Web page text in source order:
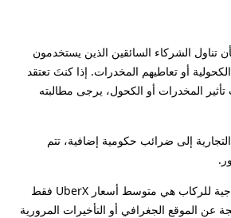
تناول الشركاء السائقين الذين يستخدمون
أو تعاطيهم المخدرات. إذا كنتَ تعتقد
المخدرات أو الكحول، يرجى مطالبته
إلى ضرائب حكومية إضافية، تتم
*أسعار المشاوير النموذجية للركاب هي متوسط أسعار UberX فقط
عن الموقع الجغرافي أو التأخيرات المرورية